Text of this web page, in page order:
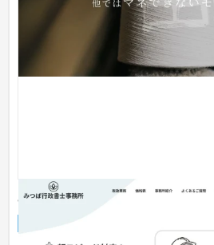
みつば行政書士事務所